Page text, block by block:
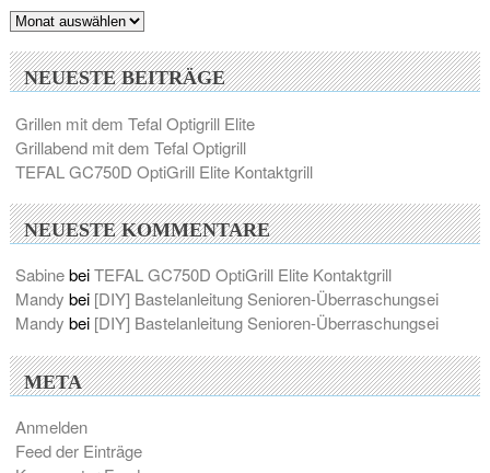
Archiv
NEUESTE BEITRÄGE
Grillen mit dem Tefal Optigrill Elite
Grillabend mit dem Tefal Optigrill
TEFAL GC750D OptiGrill Elite Kontaktgrill
NEUESTE KOMMENTARE
SabinebeiTEFAL GC750D OptiGrill Elite Kontaktgrill
Mandy bei [DIY] Bastelanleitung Senioren-Überraschungsei
Mandy bei [DIY] Bastelanleitung Senioren-Überraschungsei
META
Anmelden
Feed der Einträge